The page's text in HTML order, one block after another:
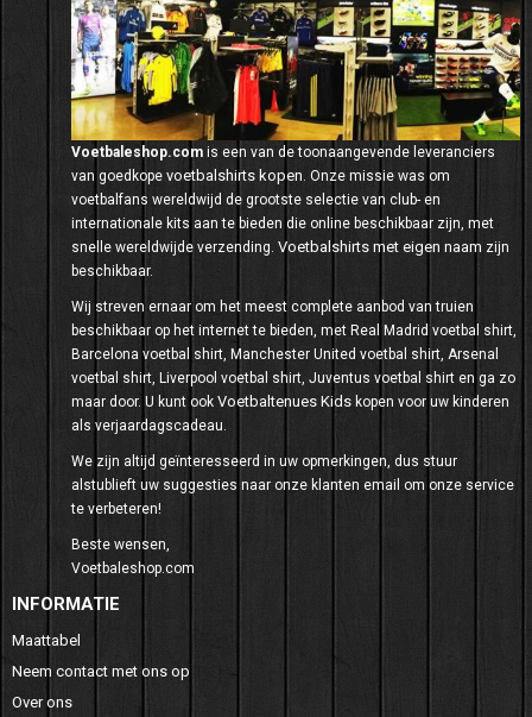
Voetbaleshop.com is een van de toonaangevende leveranciers
van goedkope voetbalshirts kopen. Onze missie was om
voetbalfans wereldwijd de grootste selectie van club- en
internationale kits aan te bieden die online beschikbaar zijn, met
snelle wereldwijde verzending. Voetbalshirts met eigen naam zijn
beschikbaar.
Wij streven ernaar om het meest complete aanbod van truien
beschikbaar op het internet te bieden, met Real Madrid voetbal shirt,
Barcelona voetbal shirt, Manchester United voetbal shirt, Arsenal
voetbal shirt, Liverpool voetbal shirt, Juventus voetbal shirt en ga zo
maar door. U kunt ook Voetbaltenues Kids kopen voor uw kinderen
als verjaardagscadeau.
We zijn altijd geïnteresseerd in uw opmerkingen, dus stuur
alstublieft uw suggesties naar onze klanten email om onze service
te verbeteren!
Beste wensen,
Voetbaleshop.com
INFORMATIE
Maattabel
Neem contact met ons op
Over ons